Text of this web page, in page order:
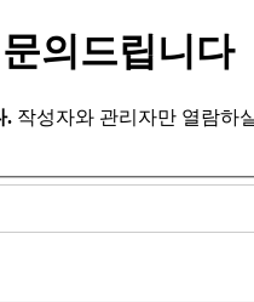
의드립니다
. 작성자와 관리자만 열람하